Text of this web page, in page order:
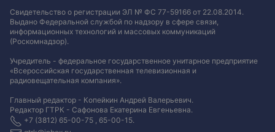
Свидетельство о регистрации ЭЛ № ФС 77-59166 от 22.08.2014.
Выдано Федеральной службой по надзору в сфере связи,
информационных технологий и массовых коммуникаций
(Роскомнадзор).
Учредитель - федеральное государственное унитарное предприятие
«Всероссийская государственная телевизионная и
радиовещательная компания».
Главный редактор - Копейкин Андрей Валерьевич.
Редактор ГТРК - Сафонова Екатерина Евгеньевна.
+7 (3812) 65-00-75 , 65-00-15.